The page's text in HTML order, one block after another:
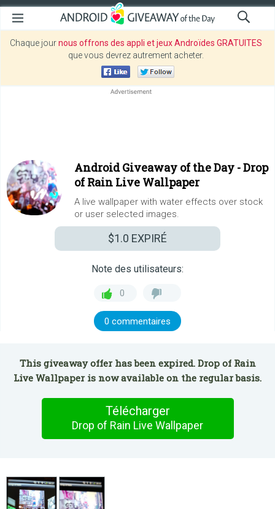
Chaque journous offrons des appli et jeux Androïdes GRATUITES
que vous devrez autrement acheter.
Android Giveaway of the Day -Drop
of Rain Live Wallpaper
A live wallpaper with water effects over stock
or user selected images.
$1.0 EXPIRÉ
Note des utilisateurs:
0
0 commentaires
This giveaway offer has been expired. Drop of Rain
Live Wallpaper is now available on the regular basis.
Télécharger
Drop of Rain Live Wallpaper